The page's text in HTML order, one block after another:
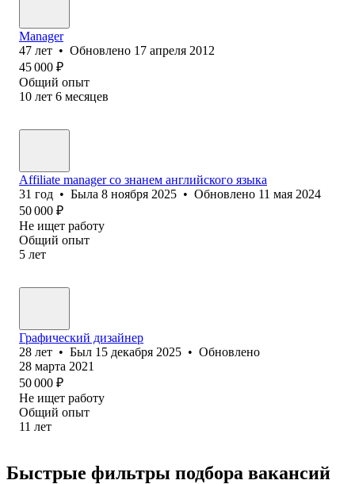
Manager
47 лет • Обновлено 17 апреля 2012
45 000 ₽
Общий опыт
10 лет 6 месяцев
Affiliate manager со знанем английского языка
31 год • Была 8 ноября 2025 • Обновлено 11 мая 2024
50 000 ₽
Не ищет работу
Общий опыт
5 лет
Графический дизайнер
28 лет • Был 15 декабря 2025 • Обновлено
28 марта 2021
50 000 ₽
Не ищет работу
Общий опыт
11 лет
Быстрые фильтры подбора вакансий